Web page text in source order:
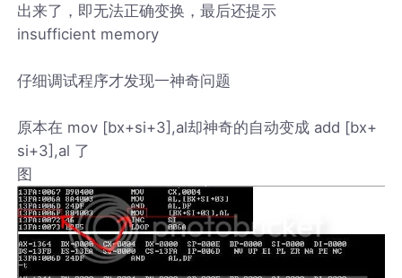
出来了，即无法正确变换，最后还提示
insufficient memory
仔细调试程序才发现一神奇问题
原本在 mov [bx+si+3],al却神奇的自动变成 add [bx+
si+3],al 了
图